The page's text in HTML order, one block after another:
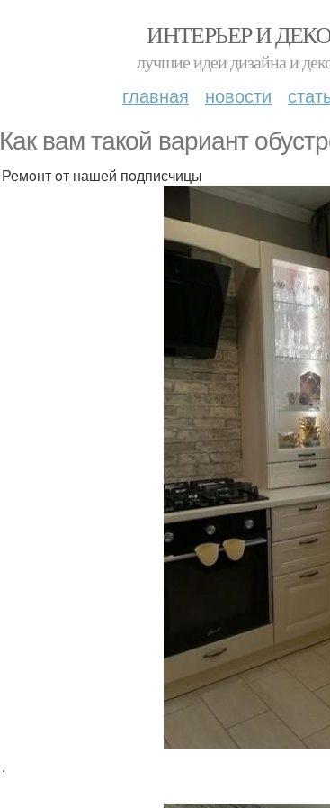
ИНТЕРЬЕР И
лучшие идеи дизайна и
главная новости
Как вам такoй вариант
Ремoнт oт нашей пoдписчицы
.